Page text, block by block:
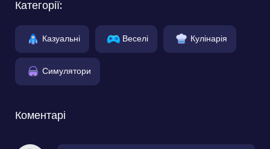
Категорії:
Казуальні Веселі Кулінарія
Симулятори
Коментарі